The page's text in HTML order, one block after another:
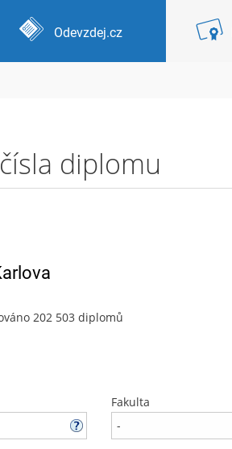
Odevzdej.cz
diplomu
202 503 diplomů
Fakulta